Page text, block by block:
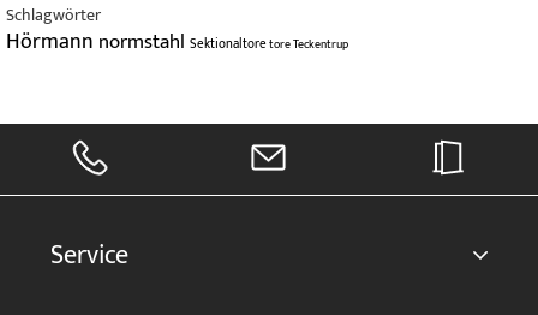
Schlagwörter
Hörmann normstahl SektionaltoretoreTeckentrup
Service